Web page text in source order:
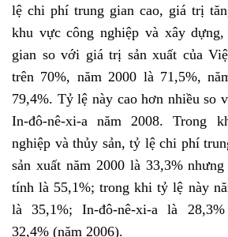
lệ chi phí trung gian cao, giá trị
khu vực công nghiệp và xây
gian so với giá trị sản xuất của
trên 70%, năm 2000 là 71,5%,
79,4%. Tỷ lệ này cao hơn nhiều so
In-đô-nê-xi-a năm 2008. Trong
nghiệp và thủy sản, tỷ lệ chi phí
sản xuất năm 2000 là 33,3%
tính là 55,1%; trong khi tỷ lệ này
là 35,1%; In-đô-nê-xi-a là
32,4% (năm 2006).